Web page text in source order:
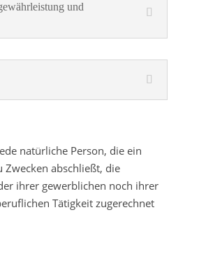
und
natürliche Person, die ein
Zwecken abschließt, die
ihrer gewerblichen noch ihrer
Tätigkeit zugerechnet